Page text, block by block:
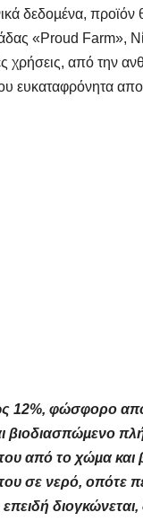
δεδοµένα,
«Proud Farm»,
χρήσεις, από την
ευκαταφρόνητα
12%, φώσφορο
βιοδιασπώµενο
από το χώµα
σε νερό, οπότε